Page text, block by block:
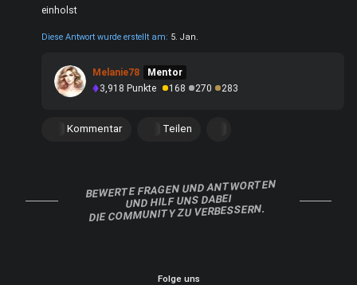
einholst
Diese Antwort wurde erstellt am: 5. Jan.
Melanie78
Mentor
3,918 Punkte 168 270 283
Kommentar Teilen
BEWERTE FRAGEN UND ANTWORTEN
UND HILF UNS DABEI
DIE COMMUNITY ZU VERBESSERN.
Folge uns